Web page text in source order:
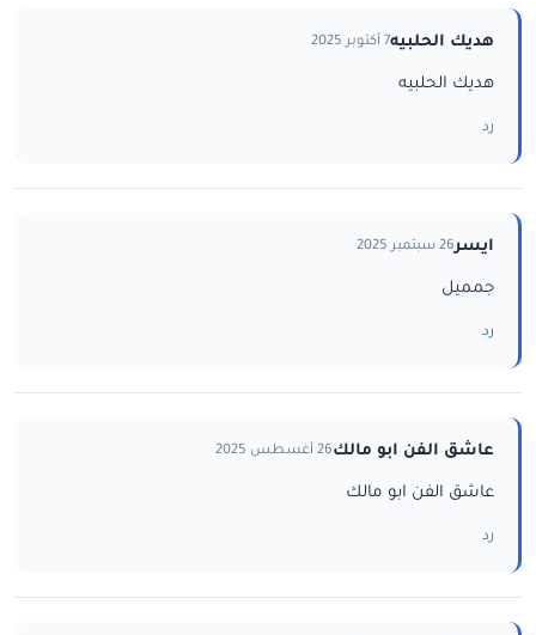
هديك الحلبيه7 أكتوبر 2025
هديك الحلبيه
رد
ايسر26 سبتمبر 2025
جمميل
رد
عاشق الفن ابو مالك26 أغسطس 2025
عاشق الفن ابو مالك
رد